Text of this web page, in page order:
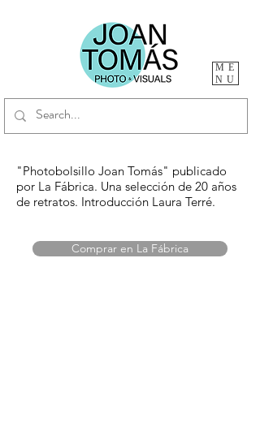
ME
NU
"Photobolsillo Joan Tomás" publicado
por La Fábrica. Una selección de 20 años
de retratos. Introducción Laura Terré.
Comprar en La Fábrica